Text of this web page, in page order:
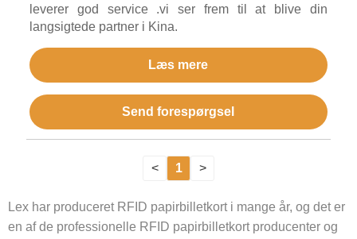
leverer god service .vi ser frem til at blive din
langsigtede partner i Kina.
Læs mere
Send forespørgsel
< 1 >
Lex har produceret RFID papirbilletkort i mange år, og det er
en af ​​de professionelle RFID papirbilletkort producenter og